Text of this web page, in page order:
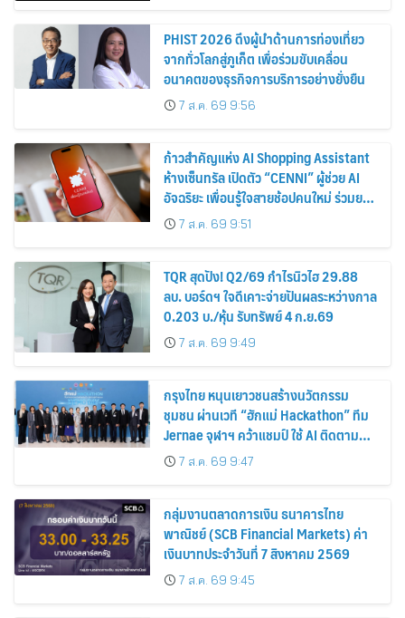
PHIST 2026 ดึงผู้นำด้านการท่องเที่ยว
จากทั่วโลกสู่ภูเก็ต เพื่อร่วมขับเคลื่อน
อนาคตของธุรกิจการบริการอย่างยั่งยืน
7 ส.ค. 69 9:56
ก้าวสำคัญแห่ง AI Shopping Assistant
ห้างเซ็นทรัล เปิดตัว “CENNI” ผู้ช่วย AI
อัจฉริยะ เพื่อนรู้ใจสายช้อปคนใหม่ ร่วมยก
ระดับประสบการณ์ช้อปปิ้งให้ง่ายขึ้นได้ ใน
แชตเดียว
7 ส.ค. 69 9:51
TQR สุดปัง! Q2/69 กำไรนิวไฮ 29.88
ลบ. บอร์ดฯ ใจดีเคาะจ่ายปันผลระหว่างกาล
0.203 บ./หุ้น รับทรัพย์ 4 ก.ย.69
7 ส.ค. 69 9:49
กรุงไทย หนุนเยาวชนสร้างนวัตกรรม
ชุมชน ผ่านเวที “ฮักแม่ Hackathon” ทีม
Jernae จุฬาฯ คว้าแชมป์ ใช้ AI ติดตาม
ทรัพย์สินสูญหาย
7 ส.ค. 69 9:47
กลุ่มงานตลาดการเงิน ธนาคารไทย
พาณิชย์ (SCB Financial Markets) ค่า
เงินบาทประจำวันที่ 7 สิงหาคม 2569
7 ส.ค. 69 9:45